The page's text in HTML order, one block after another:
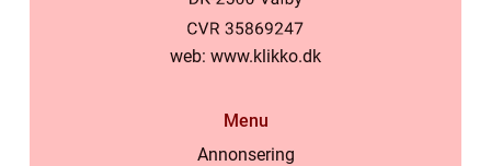
web: www.klikko.dk
Menu
Annonsering